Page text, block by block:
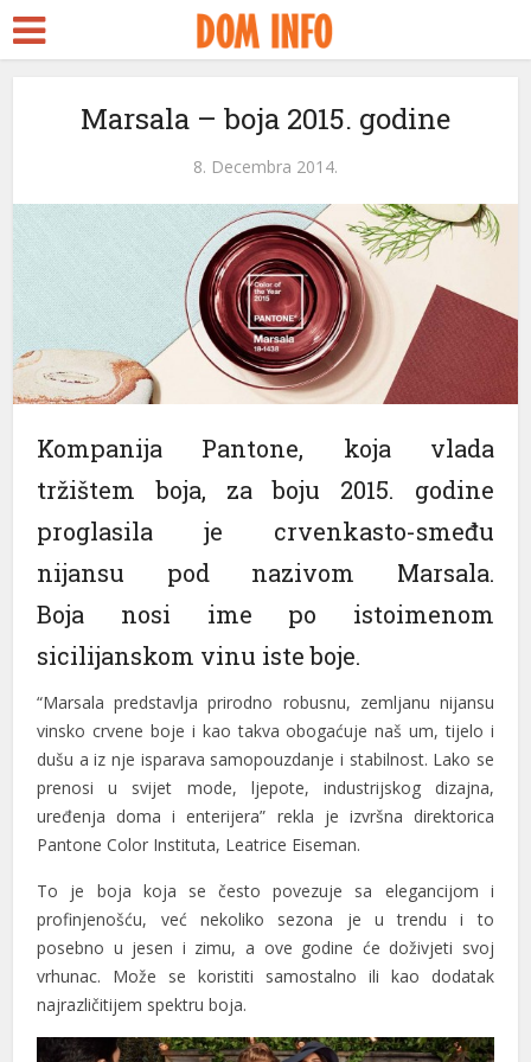
Marsala – boja 2015. godine
8. Decembra 2014.
Kompanija Pantone, koja vlada
tržištem boja, za boju 2015. godine
proglasila je crvenkasto-smeđu
nijansu pod nazivom Marsala.
Boja nosi ime po istoimenom
sicilijanskom vinu iste boje.
“Marsala predstavlja prirodno robusnu, zemljanu nijansu
vinsko crvene boje i kao takva obogaćuje naš um, tijelo i
dušu a iz nje isparava samopouzdanje i stabilnost. Lako se
prenosi u svijet mode, ljepote, industrijskog dizajna,
uređenja doma i enterijera” rekla je izvršna direktorica
Pantone Color Instituta, Leatrice Eiseman.
To je boja koja se često povezuje sa elegancijom i
profinjenošću, već nekoliko sezona je u trendu i to
posebno u jesen i zimu, a ove godine će doživjeti svoj
vrhunac. Može se koristiti samostalno ili kao dodatak
najrazličitijem spektru boja.